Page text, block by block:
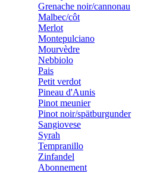
Grenache noir/cannonau
Malbec/côt
Merlot
Montepulciano
Mourvèdre
Nebbiolo
Pais
Petit verdot
Pineau d'Aunis
Pinot meunier
Pinot noir/spätburgunder
Sangiovese
Syrah
Tempranillo
Zinfandel
Abonnement